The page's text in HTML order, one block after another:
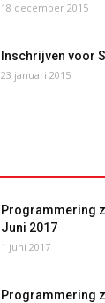
18 december 2015
Inschrijven voor
23 januari 2015
Programmering
Juni 2017
1 juni 2017
Programmering